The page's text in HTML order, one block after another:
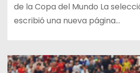
de la Copa del Mundo La
escribió una nueva página…